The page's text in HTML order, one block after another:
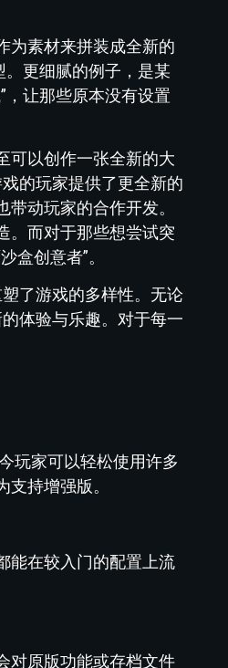
为素材来拼装成全新的
。更细腻的例子，是某
，让那些原本没有设置
可以创作一张全新的大
的玩家提供了更全新的
动玩家的合作开发。
。而对于那些想尝试突
盒创意者”。
了游戏的多样性。无论
体验与乐趣。对于每一
玩家可以轻松使用许多
持增强版。
能在较入门的配置上流
对原版功能或存档文件